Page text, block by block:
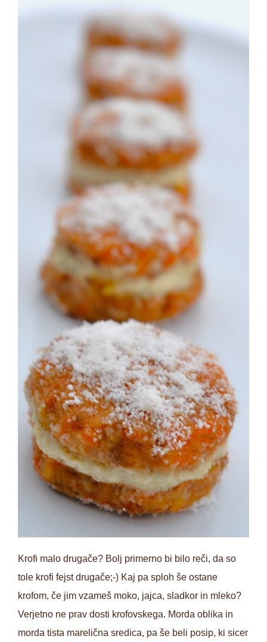
Krofi malo drugače? Bolj primerno bi bilo reči, da so
tole krofi fejst drugače;-) Kaj pa sploh še ostane
krofom, če jim vzameš moko, jajca, sladkor in mleko?
Verjetno ne prav dosti krofovskega. Morda oblika in
morda tista marelična sredica, pa še beli posip, ki sicer